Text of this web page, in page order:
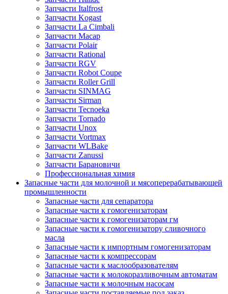
Запчасти Italfrost
Запчасти Kogast
Запчасти La Cimbali
Запчасти Macap
Запчасти Polair
Запчасти Rational
Запчасти RGV
Запчасти Robot Coupe
Запчасти Roller Grill
Запчасти SINMAG
Запчасти Sirman
Запчасти Tecnoeka
Запчасти Tornado
Запчасти Unox
Запчасти Vortmax
Запчасти WLBake
Запчасти Zanussi
Запчасти Барановичи
Профессиональная химия
Запасные части для молочной и мясоперерабатывающей
промышленности
Запасные части для сепаратора
Запасные части к гомогенизаторам
Запасные части к гомогенизаторам гм
Запасные части к гомогенизатору сливочного
масла
Запасные части к импортным гомогенизаторам
Запасные части к компрессорам
Запасные части к маслообразователям
Запасные части к молокоразливочным автоматам
Запасные части к молочным насосам